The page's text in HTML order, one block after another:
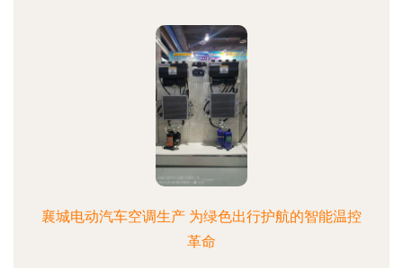
襄城电动汽车空调生产 为绿色出行护航的智能温控
革命